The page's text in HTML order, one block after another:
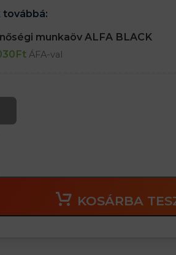
továbbá:
munkaöv ALFA BLACK
Ft ÁFA-val
KOSÁRBA